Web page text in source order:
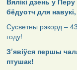
бёдуотч для
Сусветны рэкорд –
году!
З’явіўся першы
птушак!